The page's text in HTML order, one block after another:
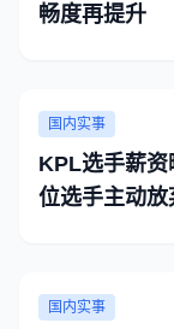
畅度再提升
国内实事
KPL选手薪资
位选手主动放
国内实事